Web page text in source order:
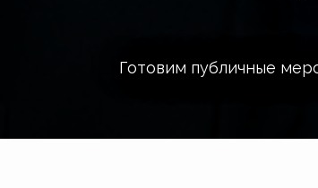
Готовим публичные